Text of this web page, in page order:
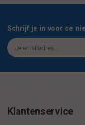
Schrijf je in voor de
Klantenservice